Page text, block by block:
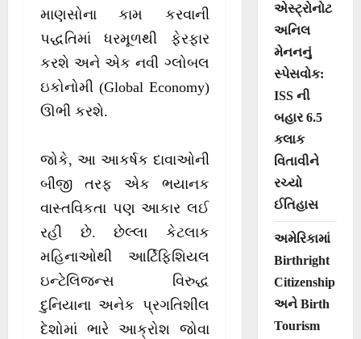
માણસોના કામ કરવાની
પદ્ધતિમાં ધરમૂળથી ફેરફાર
કરશે અને એક નવી ગ્લોબલ
ઇકોનોમી (Global Economy)
ઊભી કરશે.
જોકે, આ આકર્ષક દાવાઓની
બીજી તરફ એક ભયાનક
વાસ્તવિકતા પણ આકાર લઈ
રહી છે. છેલ્લા કેટલાક
મહિનાઓથી આર્ટિફિશિયલ
ઇન્ટેલિજન્સ વિરુદ્ધ
દુનિયાના અનેક પ્રગતિશીલ
દેશોમાં ભારે આક્રોશ જોવા
એસ્ટ્રોનોટ
અનિલ
મેનનનું
સ્પેસવોક:
ISS ની
બહાર 6.5
કલાક
વિતાવીને
રચ્યો
ઈતિહાસ
અમેરિકામાં
Birthright
Citizenship
અને Birth
Tourism